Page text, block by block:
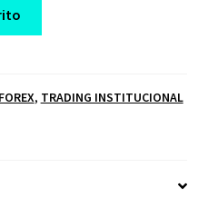
, TRADING INSTITUCIONAL